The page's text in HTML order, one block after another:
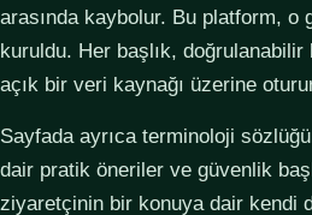
arasında kaybolur. Bu platform, o
kuruldu. Her başlık,
açık bir veri kaynağı üzerine
Sayfada ayrıca terminoloji
dair pratik öneriler ve güvenlik
ziyaretçinin bir konuya dair kendi